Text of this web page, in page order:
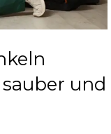
und